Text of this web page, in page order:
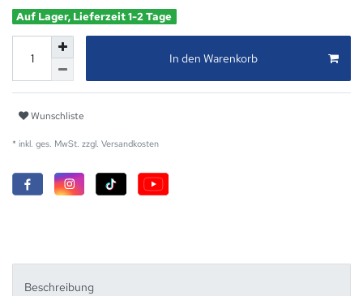
Auf Lager, Lieferzeit 1-2 Tage
In den Warenkorb
Wunschliste
* inkl. ges. MwSt. zzgl. Versandkosten
Beschreibung